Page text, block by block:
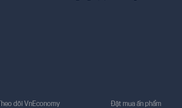
Theo dõi VnEconomy Đặt mua ấn phẩm